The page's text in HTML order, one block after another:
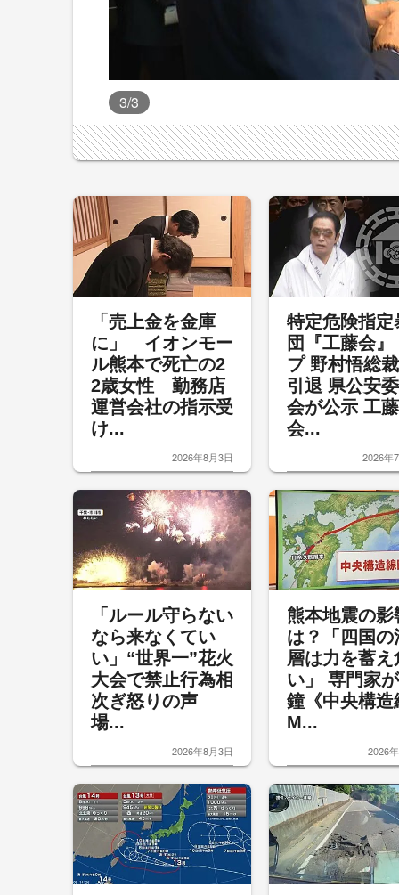
3/3
「売上金を金庫
に」 イオンモー
ル熊本で死亡の2
2歳女性 勤務店
運営会社の指示受
け...
2026年8月3日
特定危険指定
団『工藤会』
プ 野村悟総
引退 県公安
会が公示 工藤
会...
2026年
「ルール守らない
なら来なくてい
い」“世界一”花火
大会で禁止行為相
次ぎ怒りの声
場...
2026年8月3日
熊本地震の影
は？「四国の
層は力を蓄え
い」 専門家
鐘《中央構造
M...
2026